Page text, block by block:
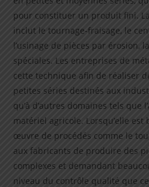
pour constituer un produit fini.
inclut le tournage-fraisage, le
l’usinage de pièces par érosion,
spéciales. Les entreprises de
cette technique afin de réaliser
petites séries destinés aux
qu’à d’autres domaines tels que
matériel agricole. Lorsqu’elle
œuvre de procédés comme le
aux fabricants de produire des
complexes et demandant
niveau du contrôle qualité que